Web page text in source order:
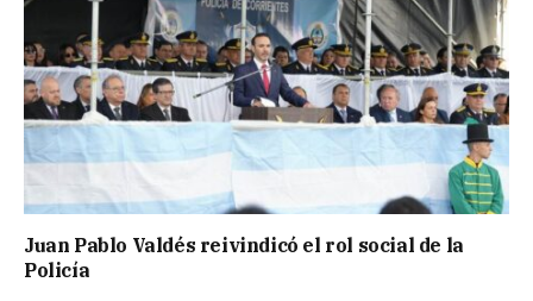
Juan Pablo Valdés reivindicó el rol social de la
Policía